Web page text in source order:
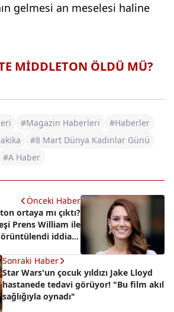
gelmesi an meselesi haline
MİDDLETON ÖLDÜ MÜ?
#Magazin Haberleri
#Haberler
#8 Mart Dünya Kadınlar Günü
#A Haber
Önceki Haber
ortaya mı çıktı?
Prens William ile
iddiası!
Sonraki Haber
Star Wars'un çocuk yıldızı Jake Lloyd
hastanede tedavi görüyor! "Bu film akıl
sağlığıyla oynadı"